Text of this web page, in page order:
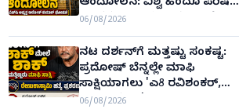
ಆಂದೋಲನ: ವಿಶ್ವ ಹಿಂದೂ ಪರಿಷತ್
ಅಂತರರಾಷ್ಟ್ರೀಯ ಅಧ್ಯಕ್ಷ ಅಲೋಕ್
ಕುಮಾರ್ ಘೋಷಣೆ!
06/08/2026
ನಟ ದರ್ಶನ್‌ಗೆ ಮತ್ತಷ್ಟು ಸಂಕಷ್ಟ:
ಪ್ರದೋಷ್ ಬೆನ್ನಲ್ಲೇ ಮಾಫಿ
ಸಾಕ್ಷಿಯಾಗಲು 'ಎ8 ರವಿಶಂಕರ್,
ಎ10 ವಿನಯ್' ಅರ್ಜಿ!
06/08/2026